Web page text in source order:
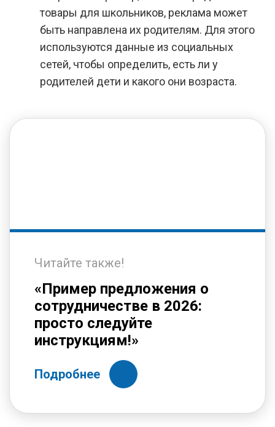
товары для школьников, реклама может
быть направлена их родителям. Для этого
используются данные из социальных
сетей, чтобы определить, есть ли у
родителей дети и какого они возраста.
Читайте также!
«Пример предложения о
сотрудничестве в 2026:
просто следуйте
инструкциям!»
Подробнее